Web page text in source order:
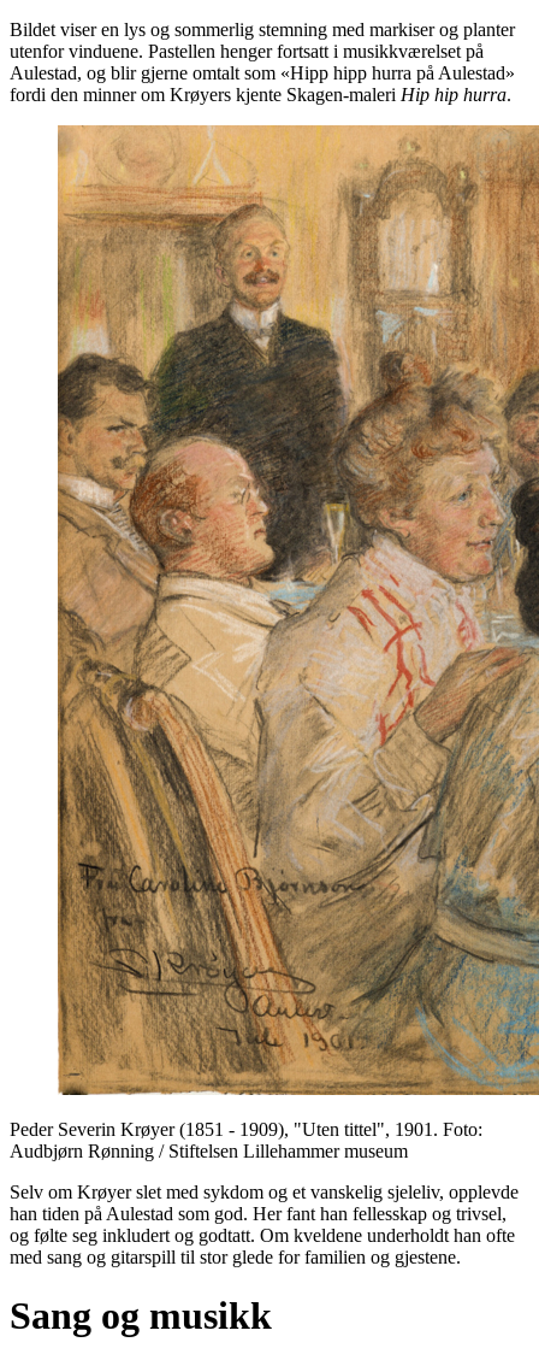
Bildet viser en lys og sommerlig stemning med markiser og planter
utenfor vinduene. Pastellen henger fortsatt i musikkværelset på
Aulestad, og blir gjerne omtalt som «Hipp hipp hurra på Aulestad»
fordi den minner om Krøyers kjente Skagen-maleri Hip hip hurra.
Peder Severin Krøyer (1851 - 1909), "Uten tittel", 1901. Foto:
Audbjørn Rønning / Stiftelsen Lillehammer museum
Selv om Krøyer slet med sykdom og et vanskelig sjeleliv, opplevde
han tiden på Aulestad som god. Her fant han fellesskap og trivsel,
og følte seg inkludert og godtatt. Om kveldene underholdt han ofte
med sang og gitarspill til stor glede for familien og gjestene.
Sang og musikk